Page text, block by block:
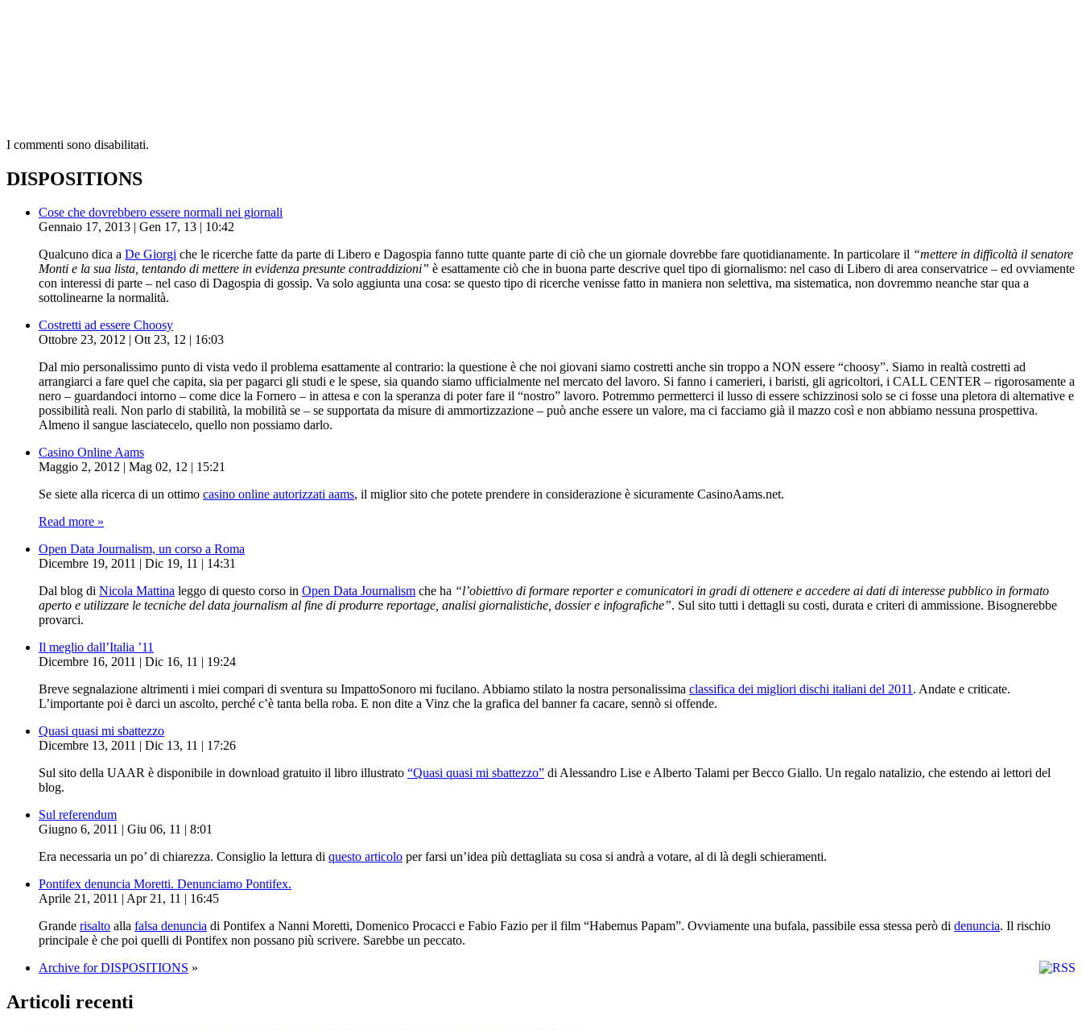
I commenti sono disabilitati.
DISPOSITIONS
Cose che dovrebbero essere normali nei giornali
Gennaio 17, 2013 | Gen 17, 13 | 10:42
Qualcuno dica a De Giorgi che le ricerche fatte da parte di Libero e Dagospia fanno tutte quante parte di ciò che un giornale dovrebbe fare quotidianamente. In particolare il “mettere in difficoltà il senatore
Monti e la sua lista, tentando di mettere in evidenza presunte contraddizioni” è esattamente ciò che in buona parte descrive quel tipo di giornalismo: nel caso di Libero di area conservatrice – ed ovviamente
con interessi di parte – nel caso di Dagospia di gossip. Va solo aggiunta una cosa: se questo tipo di ricerche venisse fatto in maniera non selettiva, ma sistematica, non dovremmo neanche star qua a
sottolinearne la normalità.
Costretti ad essere Choosy
Ottobre 23, 2012 | Ott 23, 12 | 16:03
Dal mio personalissimo punto di vista vedo il problema esattamente al contrario: la questione è che noi giovani siamo costretti anche sin troppo a NON essere “choosy”. Siamo in realtà costretti ad
arrangiarci a fare quel che capita, sia per pagarci gli studi e le spese, sia quando siamo ufficialmente nel mercato del lavoro. Si fanno i camerieri, i baristi, gli agricoltori, i CALL CENTER – rigorosamente a
nero – guardandoci intorno – come dice la Fornero – in attesa e con la speranza di poter fare il “nostro” lavoro. Potremmo permetterci il lusso di essere schizzinosi solo se ci fosse una pletora di alternative e
possibilità reali. Non parlo di stabilità, la mobilità se – se supportata da misure di ammortizzazione – può anche essere un valore, ma ci facciamo già il mazzo così e non abbiamo nessuna prospettiva.
Almeno il sangue lasciatecelo, quello non possiamo darlo.
Casino Online Aams
Maggio 2, 2012 | Mag 02, 12 | 15:21
Se siete alla ricerca di un ottimo casino online autorizzati aams, il miglior sito che potete prendere in considerazione è sicuramente CasinoAams.net.
Read more »
Open Data Journalism, un corso a Roma
Dicembre 19, 2011 | Dic 19, 11 | 14:31
Dal blog di Nicola Mattina leggo di questo corso in Open Data Journalism che ha “l’obiettivo di formare reporter e comunicatori in gradi di ottenere e accedere ai dati di interesse pubblico in formato
aperto e utilizzare le tecniche del data journalism al fine di produrre reportage, analisi giornalistiche, dossier e infografiche”. Sul sito tutti i dettagli su costi, durata e criteri di ammissione. Bisognerebbe
provarci.
Il meglio dall’Italia ’11
Dicembre 16, 2011 | Dic 16, 11 | 19:24
Breve segnalazione altrimenti i miei compari di sventura su ImpattoSonoro mi fucilano. Abbiamo stilato la nostra personalissima classifica dei migliori dischi italiani del 2011. Andate e criticate.
L’importante poi è darci un ascolto, perché c’è tanta bella roba. E non dite a Vinz che la grafica del banner fa cacare, sennò si offende.
Quasi quasi mi sbattezzo
Dicembre 13, 2011 | Dic 13, 11 | 17:26
Sul sito della UAAR è disponibile in download gratuito il libro illustrato “Quasi quasi mi sbattezzo” di Alessandro Lise e Alberto Talami per Becco Giallo. Un regalo natalizio, che estendo ai lettori del
blog.
Sul referendum
Giugno 6, 2011 | Giu 06, 11 | 8:01
Era necessaria un po’ di chiarezza. Consiglio la lettura di questo articolo per farsi un’idea più dettagliata su cosa si andrà a votare, al di là degli schieramenti.
Pontifex denuncia Moretti. Denunciamo Pontifex.
Aprile 21, 2011 | Apr 21, 11 | 16:45
Grande risalto alla falsa denuncia di Pontifex a Nanni Moretti, Domenico Procacci e Fabio Fazio per il film “Habemus Papam”. Ovviamente una bufala, passibile essa stessa però di denuncia. Il rischio
principale è che poi quelli di Pontifex non possano più scrivere. Sarebbe un peccato.
Archive for DISPOSITIONS »
Articoli recenti